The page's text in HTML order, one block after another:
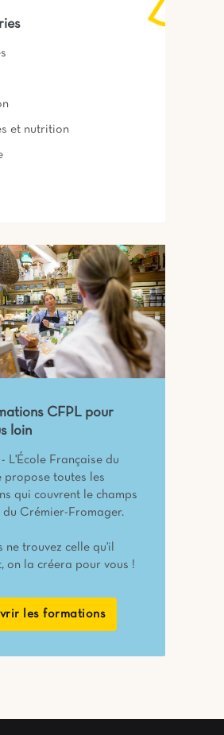
et nutrition
CFPL pour
loin
- L'École Française du
propose toutes les
qui couvrent le champs
du Crémier-Fromager.
ne trouvez celle qu'il
on la créera pour vous !
les formations